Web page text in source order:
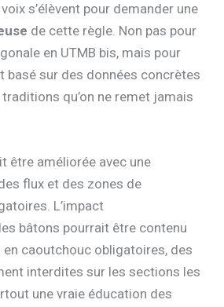
s’élèvent pour demander une
de cette règle. Non pas pour
en UTMB bis, mais pour
basé sur des données concrètes
qu’on ne remet jamais
être améliorée avec une
flux et des zones de
L’impact
bâtons pourrait être contenu
caoutchouc obligatoires, des
interdites sur les sections les
une vraie éducation des